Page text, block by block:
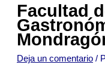
Facultad
Deja un comentario /